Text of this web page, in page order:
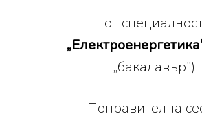
от
„бакалавър“)
Поправителна